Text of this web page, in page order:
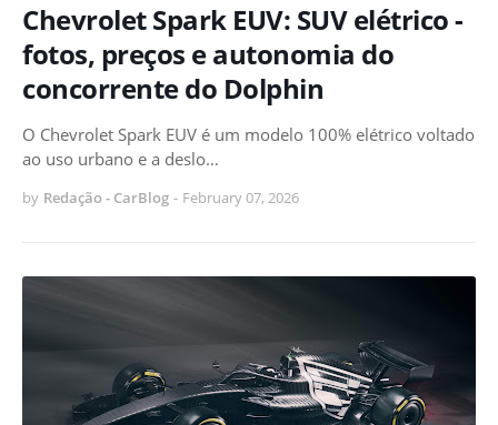
Chevrolet Spark EUV: SUV elétrico -
fotos, preços e autonomia do
concorrente do Dolphin
O Chevrolet Spark EUV é um modelo 100% elétrico voltado
ao uso urbano e a deslo…
by Redação - CarBlog - February 07, 2026